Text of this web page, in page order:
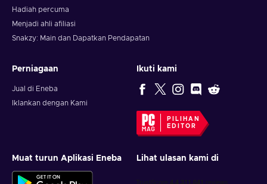
Hadiah percuma
Menjadi ahli afiliasi
Snakzy: Main dan Dapatkan Pendapatan
Perniagaan
Jual di Eneba
Iklankan dengan Kami
Ikuti kami
PILIHAN
EDITOR
Muat turun Aplikasi Eneba Lihat ulasan kami di